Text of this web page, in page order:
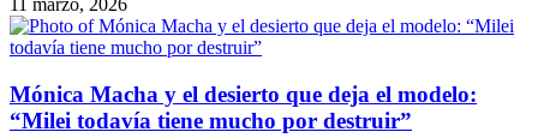
11 marzo, 2026
Mónica Macha y el desierto que deja el modelo:
“Milei todavía tiene mucho por destruir”